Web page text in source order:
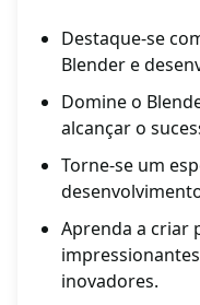
Destaque-se
Blender e
Domine o
alcançar o
Torne-se um
Aprenda a criar
inovadores.